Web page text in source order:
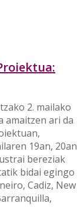
2. mailako
amaitzen ari da
19an, 20an
bereziak
bidai egingo
Cadiz, New